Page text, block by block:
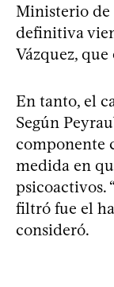
Ministerio de
definitiva
Vázquez, que
En tanto, el
Según
componente
medida en
psicoactivos.
filtró fue el
consideró.